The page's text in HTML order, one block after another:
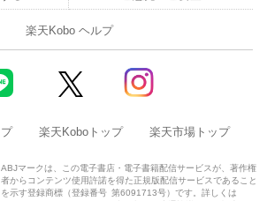
楽天Kobo ヘルプ
楽天Koboトップ 楽天市場トップ
ABJマークは、この電子書店・電子書籍配信サービスが、著作権
者からコンテンツ使用許諾を得た正規版配信サービスであること
を示す登録商標（登録番号 第6091713号）です。詳しくは